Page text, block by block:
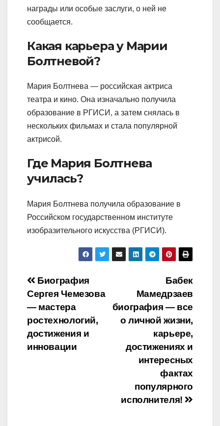
награды или особые заслуги, о ней не
сообщается.
Какая карьера у Марии
Болтневой?
Мария Болтнева — российская актриса
театра и кино. Она изначально получила
образование в РГИСИ, а затем снялась в
нескольких фильмах и стала популярной
актрисой.
Где Мария Болтнева
училась?
Мария Болтнева получила образование в
Российском государственном институте
изобразительного искусства (РГИСИ).
Навигация
по
записям
Бабек
Мамедрзаев
биография — все
о личной жизни,
карьере,
достижениях и
интересных
фактах
популярного
исполнителя!
Биография
Сергея Чемезова
— мастера
ростехнологий,
достижения и
инновации